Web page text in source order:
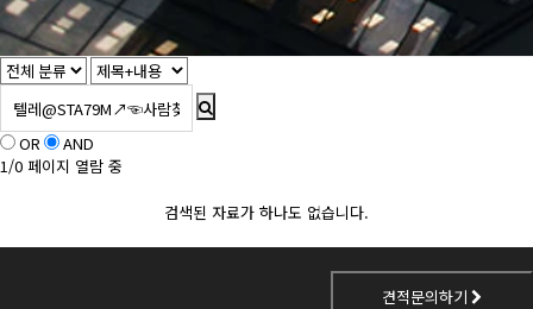
OR
AND
1/0 페이지 열람 중
검색된 자료가 하나도 없습니다.
견적문의하기